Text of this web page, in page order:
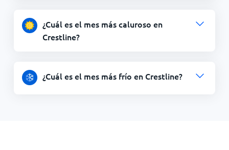
¿Cuál es el mes más caluroso en
Crestline?
¿Cuál es el mes más frío en Crestline?